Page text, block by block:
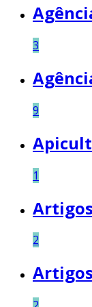
3
9
1
2